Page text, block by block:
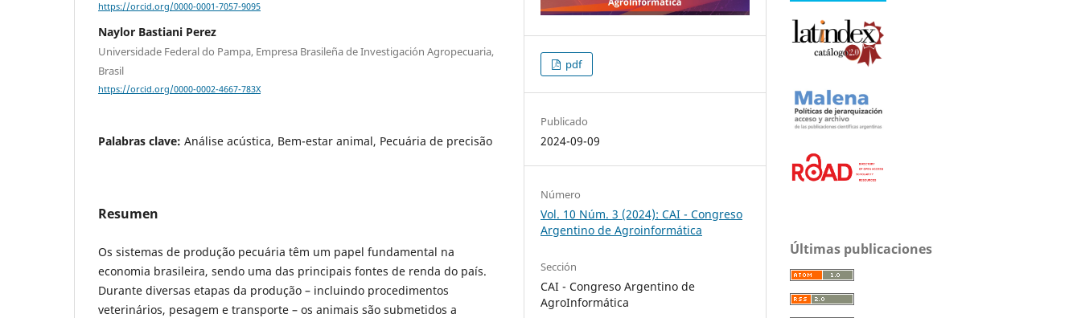
https://orcid.org/0000-0001-7057-9095
Naylor Bastiani Perez
Universidade Federal do Pampa, Empresa Brasileña de Investigación Agropecuaria,
Brasil
https://orcid.org/0000-0002-4667-783X
Palabras clave: Análise acústica, Bem-estar animal, Pecuária de precisão
Resumen
Os sistemas de produção pecuária têm um papel fundamental na
economia brasileira, sendo uma das principais fontes de renda do país.
Durante diversas etapas da produção – incluindo procedimentos
veterinários, pesagem e transporte – os animais são submetidos a
pdf
Publicado
2024-09-09
Número
Vol. 10 Núm. 3 (2024): CAI - Congreso
Argentino de Agroinformática
Sección
CAI - Congreso Argentino de
AgroInformática
Últimas publicaciones